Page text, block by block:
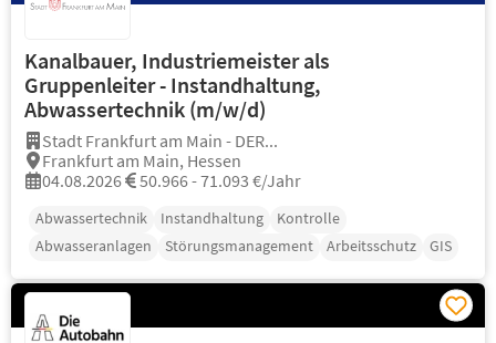
Kanalbauer, Industriemeister als
Gruppenleiter - Instandhaltung,
Abwassertechnik (m/w/d)
Stadt Frankfurt am Main - DER...
Frankfurt am Main, Hessen
04.08.2026
50.966 - 71.093 €/Jahr
Abwassertechnik Instandhaltung
Kontrolle
Abwasseranlagen
Störungsmanagement Arbeitsschutz GIS